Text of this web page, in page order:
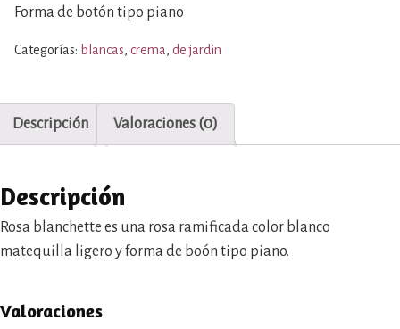
Forma de botón tipo piano
Categorías: blancas, crema, de jardin
Descripción Valoraciones (0)
Descripción
Rosa blanchette es una rosa ramificada color blanco
matequilla ligero y forma de boón tipo piano.
Valoraciones